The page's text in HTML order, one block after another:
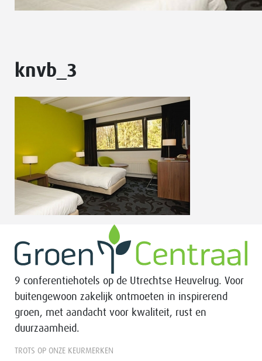
knvb_3
9 conferentiehotels op de Utrechtse Heuvelrug. Voor
buitengewoon zakelijk ontmoeten in inspirerend
groen, met aandacht voor kwaliteit, rust en
duurzaamheid.
TROTS OP ONZE KEURMERKEN